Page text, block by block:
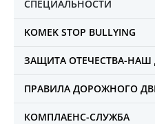
СПЕЦИАЛЬНОСТИ
KOMEK STOP BULLYING
ЗАЩИТА ОТЕЧЕСТВА-НАШ
ПРАВИЛА ДОРОЖНОГО
КОМПЛАЕНС-СЛУЖБА